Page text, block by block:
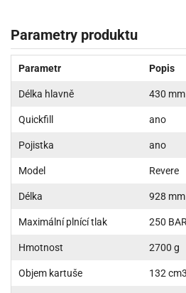
Parametry produktu
Parametr Popis
Délka hlavně 430 mm
Quickfill ano
Pojistka ano
Model Revere
Délka 928 mm
Maximální plnící tlak 250 BAR
Hmotnost 2700 g
Objem kartuše 132 cm3